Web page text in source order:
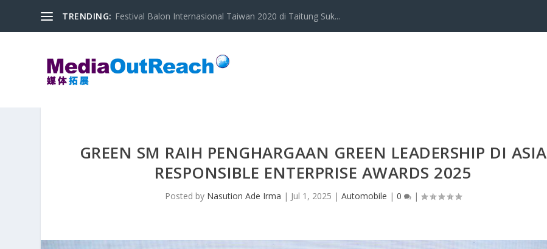
TRENDING: Festival Balon Internasional Taiwan 2020 di Taitung Suk...
GREEN SM RAIH PENGHARGAAN GREEN LEADERSHIP DI ASIA
RESPONSIBLE ENTERPRISE AWARDS 2025
Posted by Nasution Ade Irma | Jul 1, 2025 |Automobile |0 |